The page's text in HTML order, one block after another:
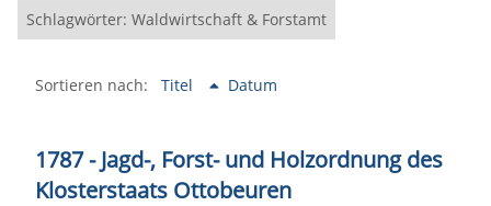
Schlagwörter: Waldwirtschaft & Forstamt
Sortieren nach: Titel Datum
1787 - Jagd-, Forst- und Holzordnung des
Klosterstaats Ottobeuren